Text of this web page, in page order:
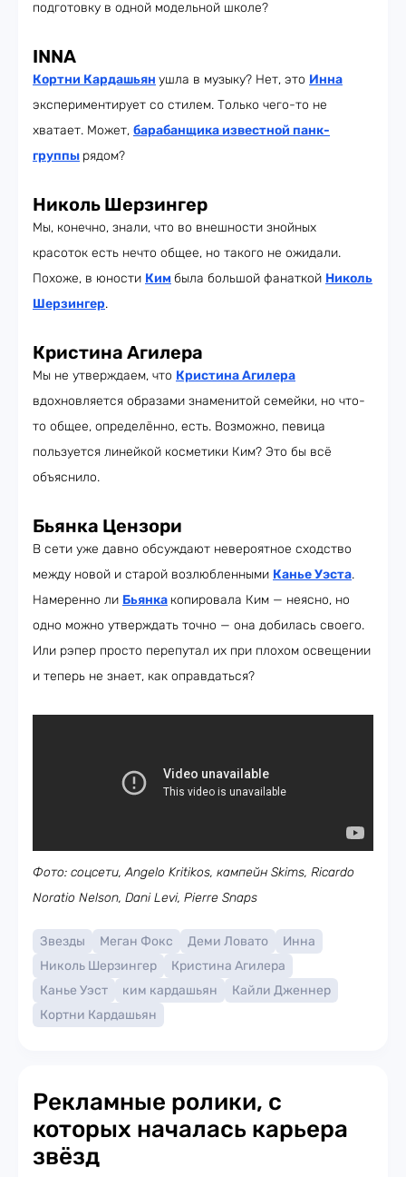
подготовку в одной модельной школе?
INNA
Кортни Кардашьян ушла в музыку? Нет, это Инна
экспериментирует со стилем. Только чего-то не
хватает. Может, барабанщика известной панк-
группы рядом?
Николь Шерзингер
Мы, конечно, знали, что во внешности знойных
красоток есть нечто общее, но такого не ожидали.
Похоже, в юности Ким была большой фанаткой Николь
Шерзингер.
Кристина Агилера
Мы не утверждаем, что Кристина Агилера
вдохновляется образами знаменитой семейки, но что-
то общее, определённо, есть. Возможно, певица
пользуется линейкой косметики Ким? Это бы всё
объяснило.
Бьянка Цензори
В сети уже давно обсуждают невероятное сходство
между новой и старой возлюбленными Канье Уэста.
Намеренно ли Бьянка копировала Ким — неясно, но
одно можно утверждать точно — она добилась своего.
Или рэпер просто перепутал их при плохом освещении
и теперь не знает, как оправдаться?
Фото: соцсети, Angelo Kritikos, кампейн Skims, Ricardo
Noratio Nelson, Dani Levi, Pierre Snaps
Звезды Меган Фокс Деми Ловато
Инна
Николь Шерзингер
Кристина Агилера
Канье Уэст
ким кардашьян
Кайли Дженнер
Кортни Кардашьян
Рекламные ролики, с
которых началась карьера
звёзд